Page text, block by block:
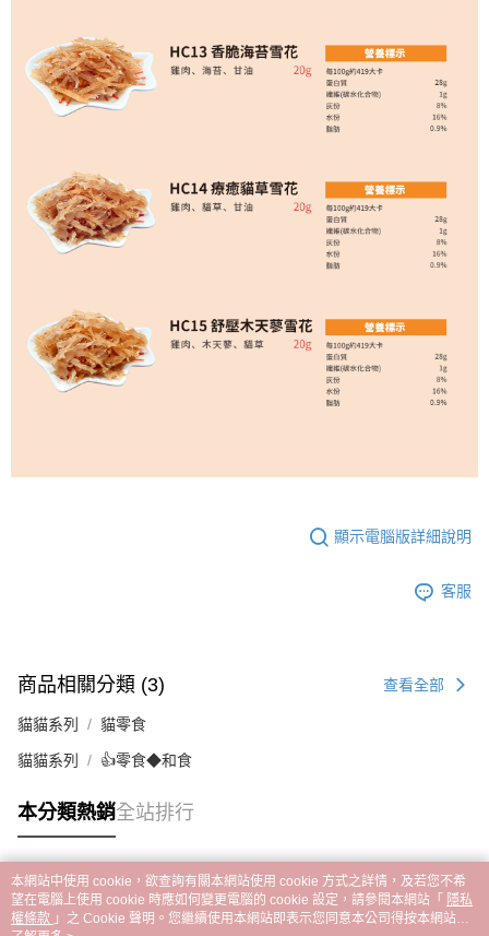
顯示電腦版詳細說明
客服
商品相關分類 (3) 查看全部
貓貓系列 貓零食
貓貓系列 👍零食◆和食
本分類熱銷全站排行
熱門標籤
本網站中使用 cookie，欲查詢有關本網站使用 cookie 方式之詳情，及若您不希
望在電腦上使用 cookie 時應如何變更電腦的 cookie 設定，請參閱本網站「 隱私
權條款 」之 Cookie 聲明。您繼續使用本網站即表示您同意本公司得按本網站使